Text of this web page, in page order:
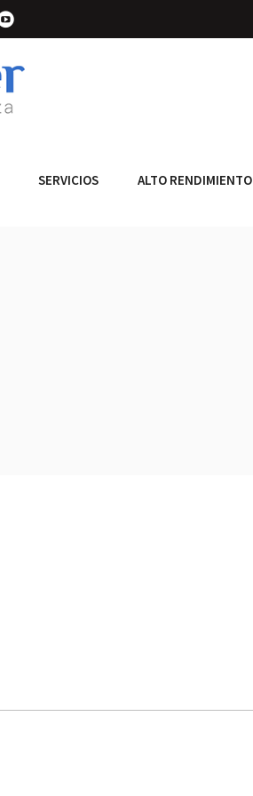
SERVICIOS ALTO RENDIMIENTO